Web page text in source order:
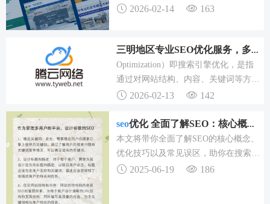
网站建设、集团官网定制、能源科技网
价比的服务与扎实的专业能力，在行业
内积累了良好口碑。在网站建设过程
中，注重技术与业务的深度融合，助力
企业通过网站实现业务增长。
2026-02-14 163
三明地区专业SEO优化服务，多方面提升网站排名与流量
Optimization）即搜索引擎优化，是指
通过对网站结构、内容、关键词等方面
的优化，提高网站在搜索引擎中的排
如果您需要三明SEO优化服务，欢迎联
系我们，我们将为您提供优质的服务和
专业的技术支持，让您的网站在搜索引
擎中排名靠前，获得更多的商机和客
2026-02-13 142
seo优化 全面了解SEO：核心概念、技巧及误区，助你脱颖而
本文将带你全面了解SEO的核心概念、
优化技巧以及常见误区，助你在搜索引
擎排名中脱颖而出。简而言之，它是一
2025-06-19 186